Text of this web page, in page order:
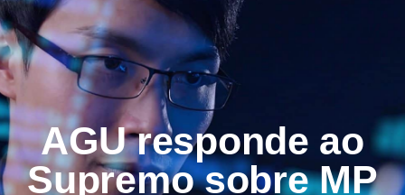
AGU responde ao
Supremo sobre MP